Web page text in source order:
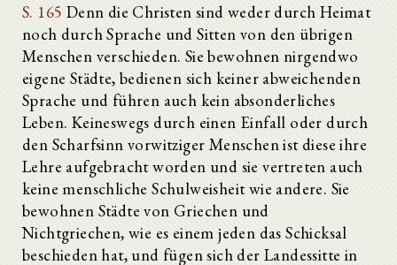
S. 165 Denn die Christen sind weder durch Heimat
noch durch Sprache und Sitten von den übrigen
Menschen verschieden. Sie bewohnen nirgendwo
eigene Städte, bedienen sich keiner abweichenden
Sprache und führen auch kein absonderliches
Leben. Keineswegs durch einen Einfall oder durch
den Scharfsinn vorwitziger Menschen ist diese ihre
Lehre aufgebracht worden und sie vertreten auch
keine menschliche Schulweisheit wie andere. Sie
bewohnen Städte von Griechen und
Nichtgriechen, wie es einem jeden das Schicksal
beschieden hat, und fügen sich der Landessitte in